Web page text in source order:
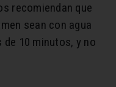
recomiendan que
sean con agua
de 10 minutos, y no